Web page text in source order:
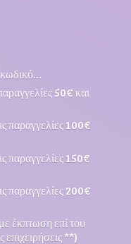
50€ και
παραγγελίες 100€
παραγγελίες 150€
παραγγελίες 200€
έκπτωση επί του
επιχειρήσεις **)